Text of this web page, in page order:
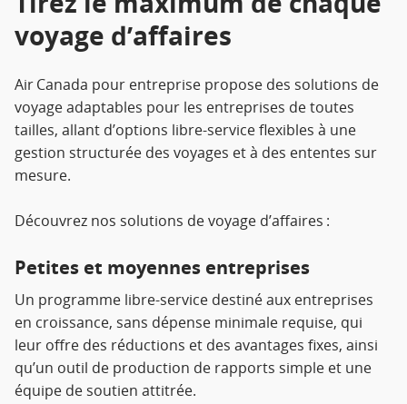
voyage d’affaires
Air Canada pour entreprise propose des solutions de
voyage adaptables pour les entreprises de toutes
tailles, allant d’options libre-service flexibles à une
gestion structurée des voyages et à des ententes sur
mesure.
Découvrez nos solutions de voyage d’affaires :
Petites et moyennes entreprises
Un programme libre-service destiné aux entreprises
en croissance, sans dépense minimale requise, qui
leur offre des réductions et des avantages fixes, ainsi
qu’un outil de production de rapports simple et une
équipe de soutien attitrée.